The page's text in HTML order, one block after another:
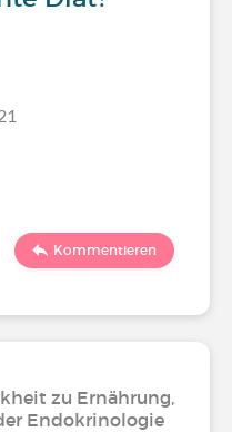
Kommentieren
zu Ernährung,
Endokrinologie